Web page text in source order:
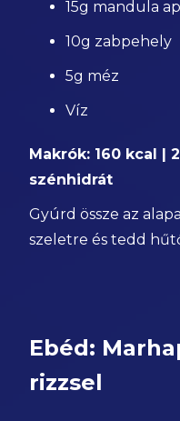
15g mandula
10g zabpehely
5g méz
Víz
Makrók: 160 kcal |
szénhidrát
Gyúrd össze az
szeletre és tedd
Ebéd:
rizzsel